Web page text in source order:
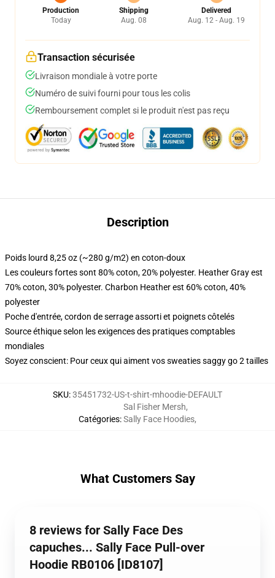
Production
Today
Shipping
Aug. 08
Delivered
Aug. 12 - Aug. 19
Transaction sécurisée
Livraison mondiale à votre porte
Numéro de suivi fourni pour tous les colis
Remboursement complet si le produit n'est pas reçu
Description
Poids lourd 8,25 oz (~280 g/m2) en coton-doux
Les couleurs fortes sont 80% coton, 20% polyester. Heather Gray est
70% coton, 30% polyester. Charbon Heather est 60% coton, 40%
polyester
Poche d'entrée, cordon de serrage assorti et poignets côtelés
Source éthique selon les exigences des pratiques comptables
mondiales
Soyez conscient: Pour ceux qui aiment vos sweaties saggy go 2 tailles
SKU:35451732-US-t-shirt-mhoodie-DEFAULT
Catégories:
Sal Fisher Mersh,
Sally Face Hoodies,
What Customers Say
8 reviews for Sally Face Des
capuches... Sally Face Pull-over
Hoodie RB0106 [ID8107]